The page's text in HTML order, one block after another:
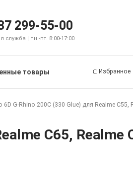
299-55-00
служба | пн.-пт. 8:00-17:00
товары Избранное
G-Rhino 200C (330 Glue) для Realme C55,
C65, Realme